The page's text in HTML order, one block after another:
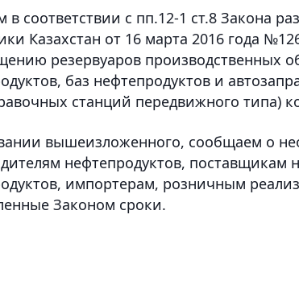
в соответствии с пп.12-1 ст.8 Закона
Казахстан от 16 марта 2016 года
резервуаров производственных
баз нефтепродуктов и
станций передвижного типа)
вышеизложенного, сообщаем о
нефтепродуктов,
импортерам, розничным
Законом сроки.